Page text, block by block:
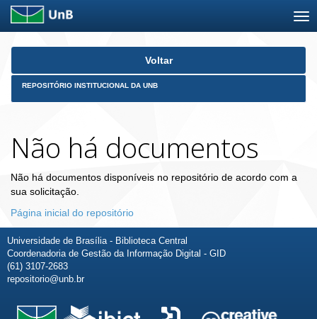
Skip
Voltar
REPOSITÓRIO INSTITUCIONAL DA UNB
Não há documentos
Não há documentos disponíveis no repositório de acordo com a
sua solicitação.
Página inicial do repositório
Universidade de Brasília - Biblioteca Central
Coordenadoria de Gestão da Informação Digital - GID
(61) 3107-2683
repositorio@unb.br